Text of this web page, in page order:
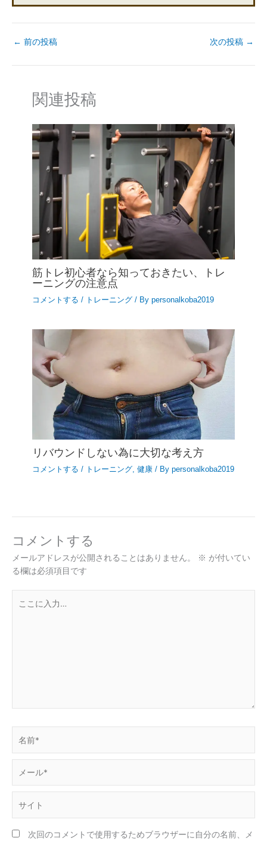
← 前の投稿 次の投稿 →
関連投稿
筋トレ初心者なら知っておきたい、トレ
ーニングの注意点
コメントする / トレーニング / Bypersonalkoba2019
リバウンドしない為に大切な考え方
コメントする / トレーニング,健康 / Bypersonalkoba2019
コメントする
メールアドレスが公開されることはありません。 ※ が付いてい
る欄は必須項目です
前
*
ー
ル
次回のコメントで使用するためブラウザーに自分の名前、メ